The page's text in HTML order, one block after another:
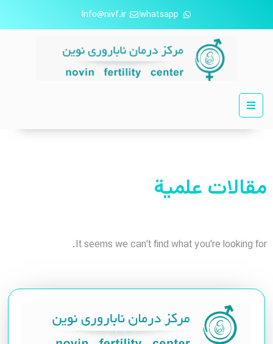
whatsapp
Info@nivf.ir
مقالات علمية
It seems we can't find what you're looking for.